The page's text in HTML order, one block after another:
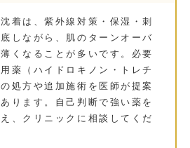
着は、紫外線対策・保湿・刺
しながら、肌のターンオーバ
くなることが多いです。必要
薬（ハイドロキノン・トレチ
処方や追加施術を医師が提案
ります。自己判断で強い薬を
、クリニックに相談してくだ